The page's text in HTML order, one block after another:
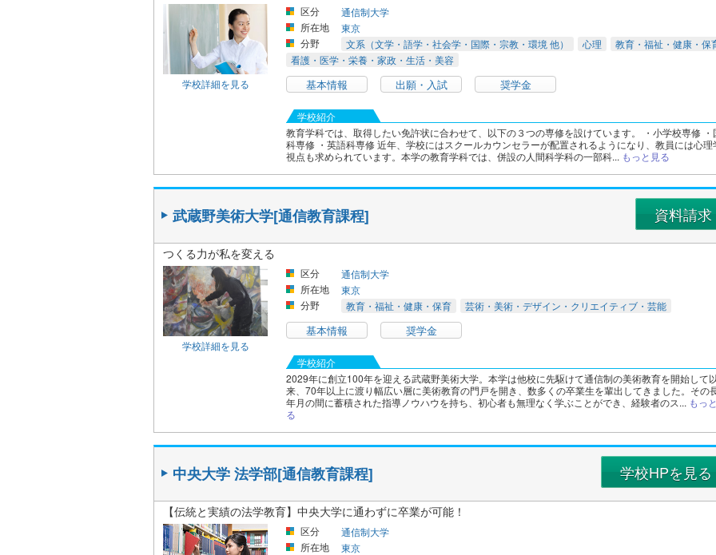
学校詳細を見る
区分
通信制大学
所在地
東京
分野
文系（文学・語学・社会学・国際・宗教・環境 他） 心理
教育・福祉・健康・保
看護・医学・栄養・家政・生活・美容
基本情報 出願・入試 奨学金
学校紹介
教育学科では、取得したい免許状に合わせて、以下の３つの専修を設けています。 ・小学校専修 ・
科専修 ・英語科専修 近年、学校にはスクールカウンセラーが配置されるようになり、教員には心理
視点も求められています。本学の教育学科では、併設の人間科学科の一部科... もっと見る
武蔵野美術大学[通信教育課程] 資料請求
つくる力が私を変える
学校詳細を見る
区分
通信制大学
所在地
東京
分野
教育・福祉・健康・保育 芸術・美術・デザイン・クリエイティブ・芸能
基本情報 奨学金
学校紹介
2029年に創立100年を迎える武蔵野美術大学。本学は他校に先駆けて通信制の美術教育を開始して以
来、70年以上に渡り幅広い層に美術教育の門戸を開き、数多くの卒業生を輩出してきました。その
年月の間に蓄積された指導ノウハウを持ち、初心者も無理なく学ぶことができ、経験者のス... もっ
る
中央大学 法学部[通信教育課程] 学校HPを見る
【伝統と実績の法学教育】中央大学に通わずに卒業が可能！
区分
通信制大学
所在地
東京